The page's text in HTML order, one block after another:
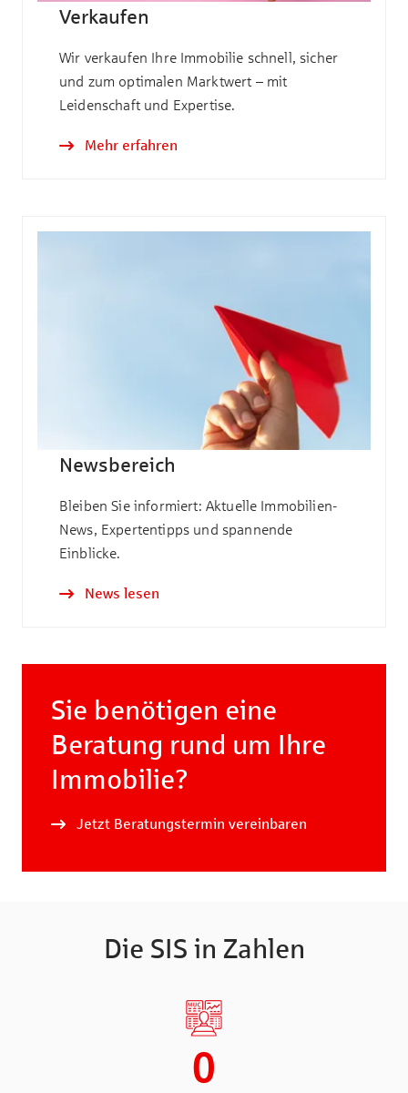
Verkaufen
Wir verkaufen Ihre Immobilie schnell, sicher
und zum optimalen Marktwert – mit
Leidenschaft und Expertise.
Mehr erfahren
Newsbereich
Bleiben Sie informiert: Aktuelle Immobilien-
News, Expertentipps und spannende
Einblicke.
News lesen
Sie benötigen eine
Beratung rund um Ihre
Immobilie?
Jetzt Beratungstermin vereinbaren
Die SIS in Zahlen
0